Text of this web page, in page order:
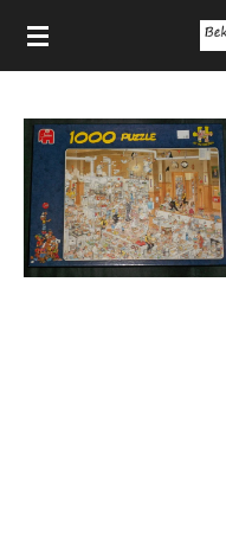
Ga
direct
hoofdinhoud